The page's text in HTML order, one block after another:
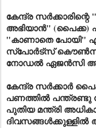
കേന്ദ്ര
അഭിയാൻ" (പൈക്ക)
"കാണാതെ പോയി"
സ്പോർട്സ്
നോഡൽ ഏജൻസി
കേന്ദ്ര സർക്കാർ
പണത്തിൽ പന്ത്രണ്ടു
പുതിയ മന്ത്രി
ദിവസങ്ങൾക്കുള്ളിൽ